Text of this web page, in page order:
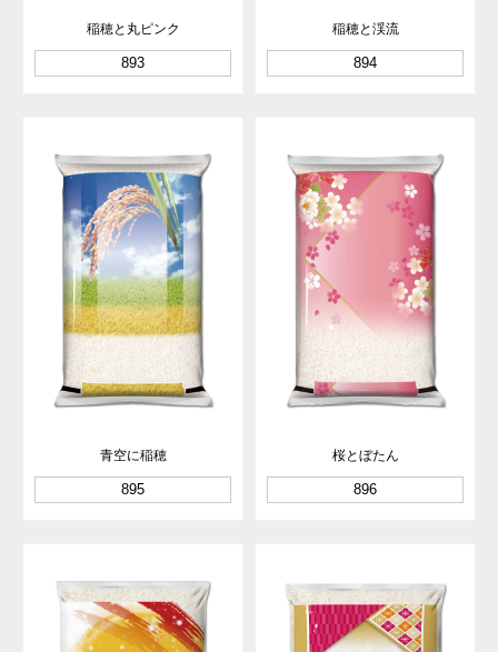
稲穂と丸ピンク
893
稲穂と渓流
894
青空に稲穂
895
桜とぼたん
896